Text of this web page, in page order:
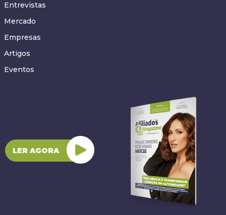
Entrevistas
Mercado
Empresas
Artigos
Eventos
LER AGORA